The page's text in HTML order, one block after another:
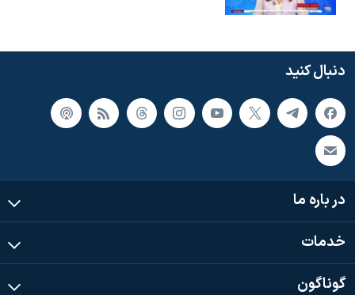
دنبال کنید
در باره ما
خدمات
گوناگون